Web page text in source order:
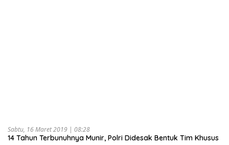
Sabtu, 16 Maret 2019 | 08:28
14 Tahun Terbunuhnya Munir, Polri Didesak Bentuk Tim Khusus